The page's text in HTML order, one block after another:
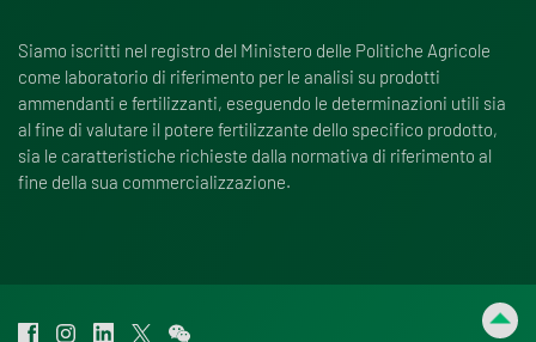
Siamo iscritti nel registro del Ministero delle Politiche Agricole
come laboratorio di riferimento per le analisi su prodotti
ammendanti e fertilizzanti, eseguendo le determinazioni utili sia
al fine di valutare il potere fertilizzante dello specifico prodotto,
sia le caratteristiche richieste dalla normativa di riferimento al
fine della sua commercializzazione.